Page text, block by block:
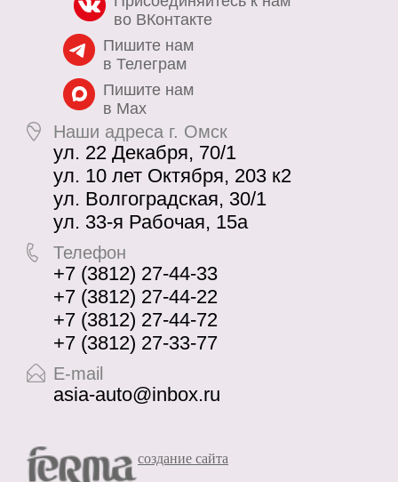
Наши адреса г. Омск
ул. 22 Декабря, 70/1
ул. 10 лет Октября, 203 к2
ул. Волгоградская, 30/1
ул. 33-я Рабочая, 15а
Телефон
+7 (3812) 27-44-33
+7 (3812) 27-44-22
+7 (3812) 27-44-72
+7 (3812) 27-33-77
E-mail
asia-auto@inbox.ru
во ВКонтакте
Пишите нам
в Телеграм
Пишите нам
в Max
cоздание сайта